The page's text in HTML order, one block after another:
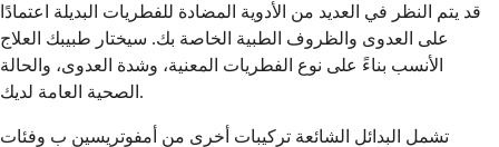
قد يتم النظر في العديد من الأدوية المضادة للفطريات البديلة اعتمادًا
على العدوى والظروف الطبية الخاصة بك. سيختار طبيبك العلاج
الأنسب بناءً على نوع الفطريات المعنية، وشدة العدوى، والحالة
الصحية العامة لديك.
تشمل البدائل الشائعة تركيبات أخرى من أمفوتريسين ب وفئات